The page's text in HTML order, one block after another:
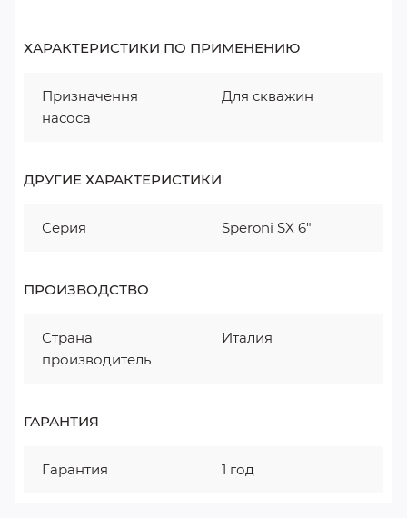
ХАРАКТЕРИСТИКИ ПО ПРИМЕНЕНИЮ
Призначення
насоса
Для скважин
ДРУГИЕ ХАРАКТЕРИСТИКИ
Серия Speroni SX 6"
ПРОИЗВОДСТВО
Страна
производитель
Италия
ГАРАНТИЯ
Гарантия 1 год